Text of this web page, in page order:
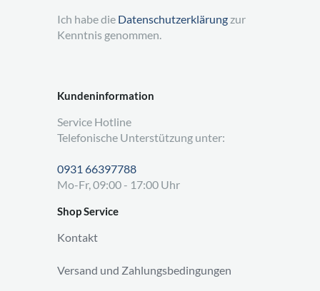
Kundeninformation
Service Hotline
Telefonische Unterstützung unter:
0931 66397788
Mo-Fr, 09:00 - 17:00 Uhr
Shop Service
Kontakt
Versand und Zahlungsbedingungen
Ich habe die Datenschutzerklärung zur
Kenntnis genommen.